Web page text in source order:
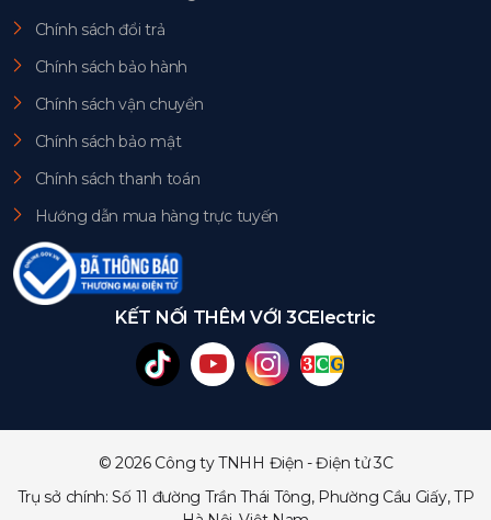
Chính sách đổi trả
Chính sách bảo hành
Chính sách vận chuyển
Chính sách bảo mật
Chính sách thanh toán
Hướng dẫn mua hàng trực tuyến
KẾT NỐI THÊM VỚI 3CElectric
© 2026 Công ty TNHH Điện - Điện tử 3C
Trụ sở chính: Số 11 đường Trần Thái Tông, Phường Cầu Giấy, TP